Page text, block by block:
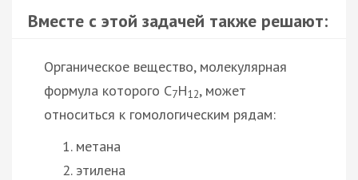
Вместе с этой задачей также решают:
Органическое вещество, молекулярная
формула которого С7Н12, может
относиться к гомологическим рядам:
метана
этилена